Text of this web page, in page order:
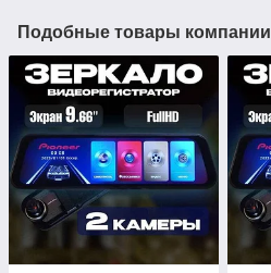
Подобные товары компании